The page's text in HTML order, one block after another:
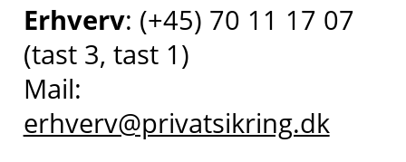
Erhverv: (+45) 70 11 17 07
(tast 3, tast 1)
Mail:
erhverv@privatsikring.dk